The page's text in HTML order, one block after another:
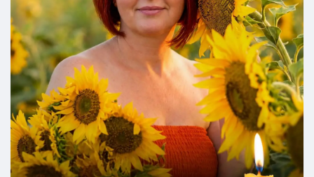
#Новини_Україна
#Новини_news_війна
#Russian_Ukrainian #News_Ukraine
#Новини
#Новини_news
#Ukrainian_news #жертви_війни